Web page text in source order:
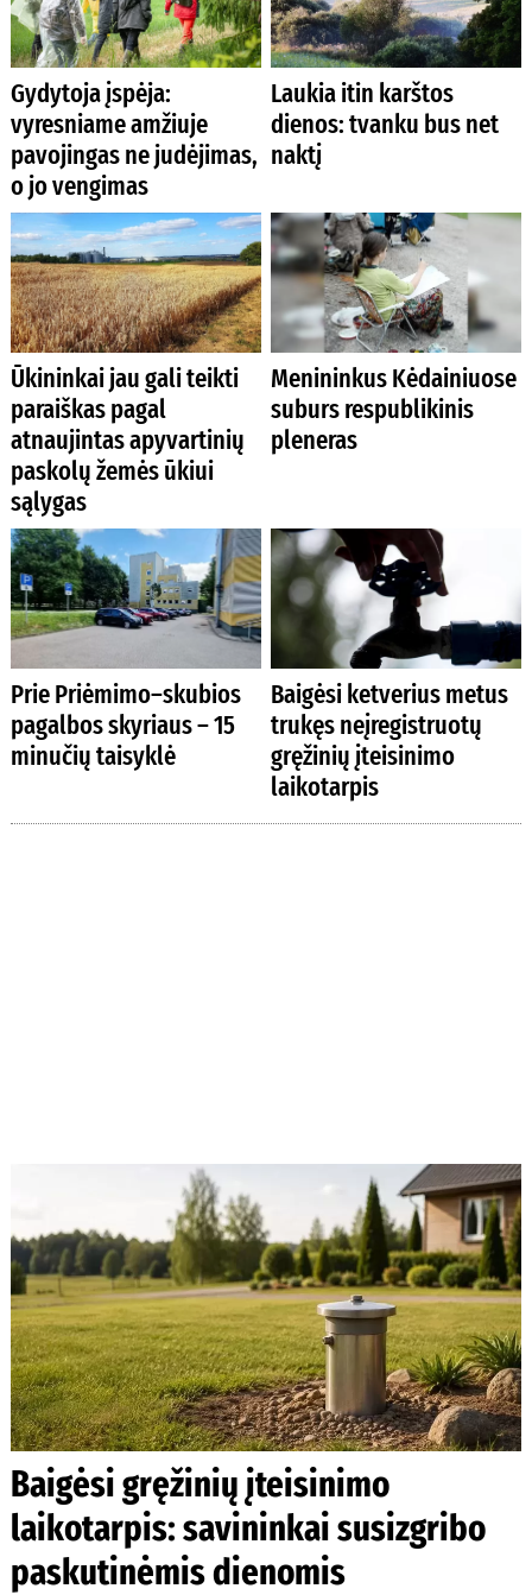
Gydytoja įspėja:
vyresniame amžiuje
pavojingas ne judėjimas,
o jo vengimas
Laukia itin karštos
dienos: tvanku bus net
naktį
Ūkininkai jau gali teikti
paraiškas pagal
atnaujintas apyvartinių
paskolų žemės ūkiui
sąlygas
Menininkus Kėdainiuose
suburs respublikinis
pleneras
Prie Priėmimo–skubios
pagalbos skyriaus – 15
minučių taisyklė
Baigėsi ketverius metus
trukęs neįregistruotų
gręžinių įteisinimo
laikotarpis
Baigėsi gręžinių įteisinimo
laikotarpis: savininkai susizgribo
paskutinėmis dienomis